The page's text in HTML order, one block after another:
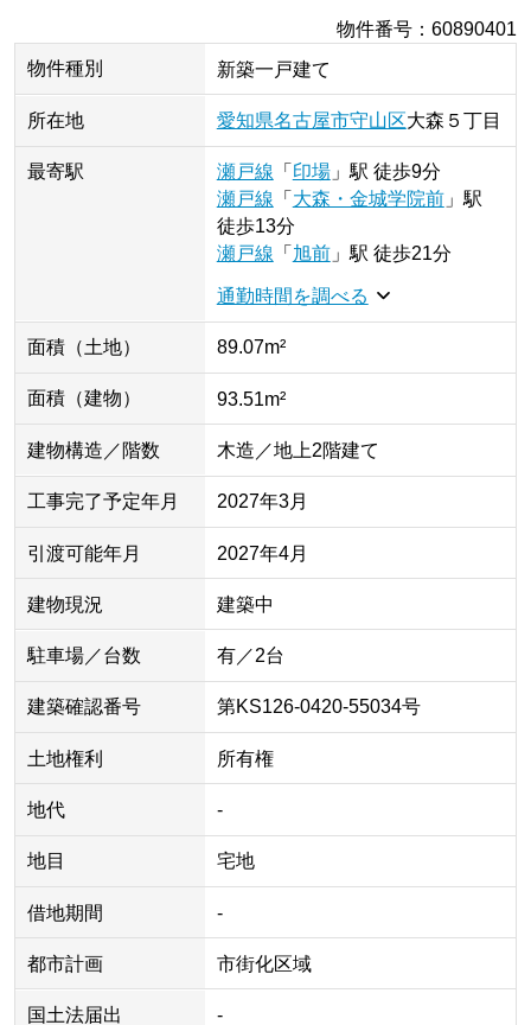
物件番号 ：60890401
物件種別
新築一戸建て
所在地 愛知県名古屋市守山区大森 ５丁目
最寄駅 瀬戸線 「 印場」 駅 徒歩9分
瀬戸線 「 大森・金城学院前」 駅
徒歩13分
瀬戸線 「 旭前」 駅 徒歩21分
通勤時間を調べる
面積（土地） 89.07m²
面積（建物） 93.51m²
建物構造／階数 木造／地上2階建て
工事完了予定年月 2027年3月
引渡可能年月 2027年4月
建物現況 建築中
駐車場／台数 有／2台
建築確認番号 第KS126-0420-55034号
土地権利 所有権
地代 -
地目 宅地
借地期間 -
都市計画 市街化区域
国土法届出 -